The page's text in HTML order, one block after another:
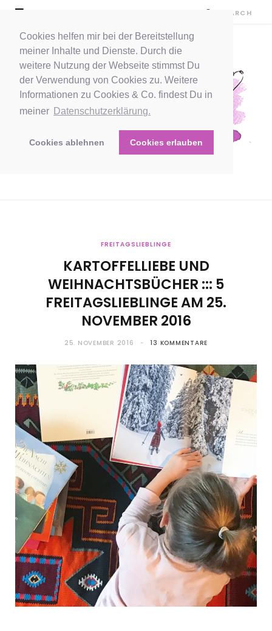
Cookies helfen mir bei der Bereitstellung
meiner Inhalte und Dienste. Durch die
weitere Nutzung der Webseite stimmst Du
der Verwendung von Cookies zu. Weitere
Informationen zu Cookies & Co. findest Du in
meiner Datenschutzerklärung.
Cookies ablehnen Cookies erlauben
FREITAGSLIEBLINGE
KARTOFFELLIEBE UND
WEIHNACHTSBÜCHER ::: 5
FREITAGSLIEBLINGE AM 25.
NOVEMBER 2016
25. NOVEMBER 2016 13 KOMMENTARE